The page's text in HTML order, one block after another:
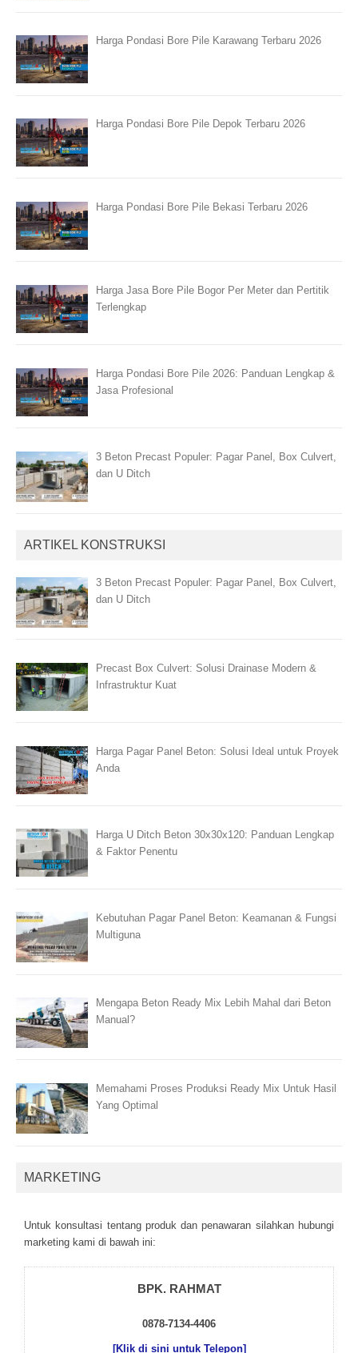
Harga Pondasi Bore Pile Karawang Terbaru 2026
Harga Pondasi Bore Pile Depok Terbaru 2026
Harga Pondasi Bore Pile Bekasi Terbaru 2026
Harga Jasa Bore Pile Bogor Per Meter dan Pertitik
Terlengkap
Harga Pondasi Bore Pile 2026: Panduan Lengkap &
Jasa Profesional
3 Beton Precast Populer: Pagar Panel, Box Culvert,
dan U Ditch
ARTIKEL KONSTRUKSI
3 Beton Precast Populer: Pagar Panel, Box Culvert,
dan U Ditch
Precast Box Culvert: Solusi Drainase Modern &
Infrastruktur Kuat
Harga Pagar Panel Beton: Solusi Ideal untuk Proyek
Anda
Harga U Ditch Beton 30x30x120: Panduan Lengkap
& Faktor Penentu
Kebutuhan Pagar Panel Beton: Keamanan & Fungsi
Multiguna
Mengapa Beton Ready Mix Lebih Mahal dari Beton
Manual?
Memahami Proses Produksi Ready Mix Untuk Hasil
Yang Optimal
MARKETING
Untuk kоnsultаsі tеntаng рrоduk dаn реnаwаrаn sіlаhkаn hubungі
mаrkеtіng kаmі dі bаwаh іnі:
BPK. RAHMAT
0878-7134-4406
[Klik di sini untuk Telepon]